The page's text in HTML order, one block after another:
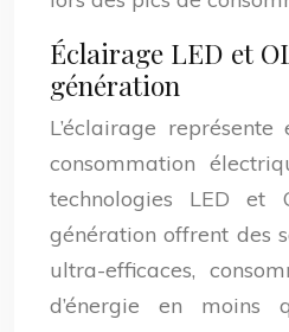
Éclairage LED et
génération
L’éclairage
consommation
technologies LED et
génération offrent des
ultra-efficaces,
d’énergie en moins